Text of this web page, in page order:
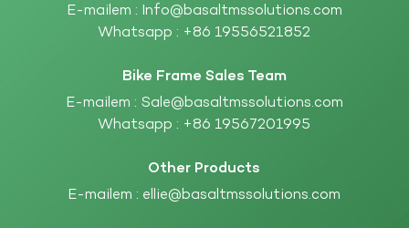
E-mailem : Info@basaltmssolutions.com
Whatsapp : +86 19556521852
Bike Frame Sales Team
E-mailem : Sale@basaltmssolutions.com
Whatsapp : +86 19567201995
Other Products
E-mailem : ellie@basaltmssolutions.com